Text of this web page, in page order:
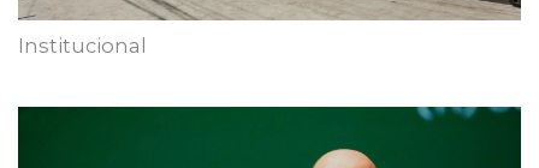
Institucional